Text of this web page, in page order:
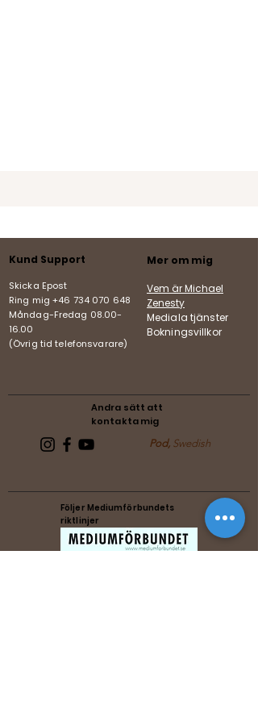
Kund Support
Skicka Epost
Ring mig +46 734 070 648
Måndag-Fredag 08.00-
16.00
(Övrig tid telefonsvarare)
Mer om mig
Vem är Michael
Zenesty
Mediala tjänster
Bokningsvillkor
Andra sätt att
kontakta mig
Pod, Swedish
Följer Mediumförbundets
riktlinjer